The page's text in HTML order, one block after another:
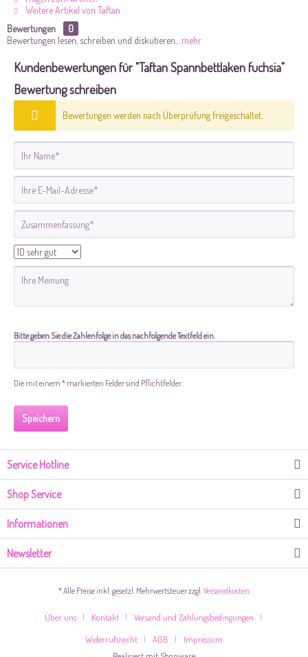
Weitere Artikel von Taftan
Bewertungen
0
Bewertungen lesen, schreiben und diskutieren...
mehr
Kundenbewertungen für "Taftan Spannbettlaken fuchsia"
Bewertung schreiben
Bewertungen werden nach Überprüfung freigeschaltet.
Bitte geben Sie die Zahlenfolge in das nachfolgende Textfeld ein.
Die mit einem * markierten Felder sind Pflichtfelder.
Speichern
Service Hotline
Shop Service
Informationen
Newsletter
* Alle Preise inkl. gesetzl. Mehrwertsteuer zzgl.Versandkosten
Über uns Kontakt
Versand und Zahlungsbedingungen
Widerrufsrecht
AGB
Impressum